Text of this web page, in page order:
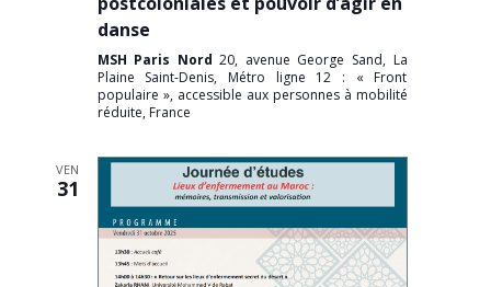
danse
MSH Paris Nord20, avenue George Sand, La
Plaine Saint-Denis, Métro ligne 12 : « Front
populaire », accessible aux personnes à mobilité
réduite, France
VEN
31